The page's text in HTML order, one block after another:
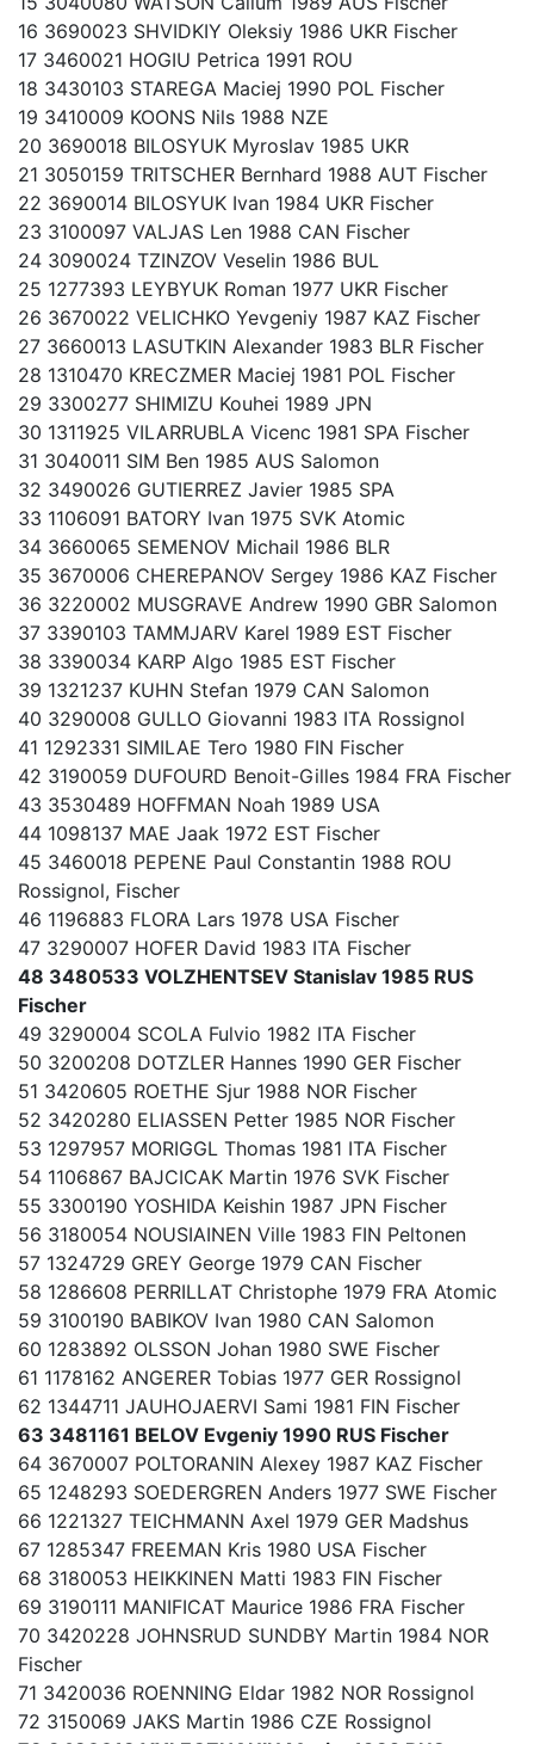
16 3690023 SHVIDKIY Oleksiy 1986 UKR Fischer
17 3460021 HOGIU Petrica 1991 ROU
18 3430103 STAREGA Maciej 1990 POL Fischer
19 3410009 KOONS Nils 1988 NZE
20 3690018 BILOSYUK Myroslav 1985 UKR
21 3050159 TRITSCHER Bernhard 1988 AUT Fischer
22 3690014 BILOSYUK Ivan 1984 UKR Fischer
23 3100097 VALJAS Len 1988 CAN Fischer
24 3090024 TZINZOV Veselin 1986 BUL
25 1277393 LEYBYUK Roman 1977 UKR Fischer
26 3670022 VELICHKO Yevgeniy 1987 KAZ Fischer
27 3660013 LASUTKIN Alexander 1983 BLR Fischer
28 1310470 KRECZMER Maciej 1981 POL Fischer
29 3300277 SHIMIZU Kouhei 1989 JPN
30 1311925 VILARRUBLA Vicenc 1981 SPA Fischer
31 3040011 SIM Ben 1985 AUS Salomon
32 3490026 GUTIERREZ Javier 1985 SPA
33 1106091 BATORY Ivan 1975 SVK Atomic
34 3660065 SEMENOV Michail 1986 BLR
35 3670006 CHEREPANOV Sergey 1986 KAZ Fischer
36 3220002 MUSGRAVE Andrew 1990 GBR Salomon
37 3390103 TAMMJARV Karel 1989 EST Fischer
38 3390034 KARP Algo 1985 EST Fischer
39 1321237 KUHN Stefan 1979 CAN Salomon
40 3290008 GULLO Giovanni 1983 ITA Rossignol
41 1292331 SIMILAE Tero 1980 FIN Fischer
42 3190059 DUFOURD Benoit-Gilles 1984 FRA Fischer
43 3530489 HOFFMAN Noah 1989 USA
44 1098137 MAE Jaak 1972 EST Fischer
45 3460018 PEPENE Paul Constantin 1988 ROU
Rossignol, Fischer
46 1196883 FLORA Lars 1978 USA Fischer
47 3290007 HOFER David 1983 ITA Fischer
48 3480533 VOLZHENTSEV Stanislav 1985 RUS
Fischer
49 3290004 SCOLA Fulvio 1982 ITA Fischer
50 3200208 DOTZLER Hannes 1990 GER Fischer
51 3420605 ROETHE Sjur 1988 NOR Fischer
52 3420280 ELIASSEN Petter 1985 NOR Fischer
53 1297957 MORIGGL Thomas 1981 ITA Fischer
54 1106867 BAJCICAK Martin 1976 SVK Fischer
55 3300190 YOSHIDA Keishin 1987 JPN Fischer
56 3180054 NOUSIAINEN Ville 1983 FIN Peltonen
57 1324729 GREY George 1979 CAN Fischer
58 1286608 PERRILLAT Christophe 1979 FRA Atomic
59 3100190 BABIKOV Ivan 1980 CAN Salomon
60 1283892 OLSSON Johan 1980 SWE Fischer
61 1178162 ANGERER Tobias 1977 GER Rossignol
62 1344711 JAUHOJAERVI Sami 1981 FIN Fischer
63 3481161 BELOV Evgeniy 1990 RUS Fischer
64 3670007 POLTORANIN Alexey 1987 KAZ Fischer
65 1248293 SOEDERGREN Anders 1977 SWE Fischer
66 1221327 TEICHMANN Axel 1979 GER Madshus
67 1285347 FREEMAN Kris 1980 USA Fischer
68 3180053 HEIKKINEN Matti 1983 FIN Fischer
69 3190111 MANIFICAT Maurice 1986 FRA Fischer
70 3420228 JOHNSRUD SUNDBY Martin 1984 NOR
Fischer
71 3420036 ROENNING Eldar 1982 NOR Rossignol
72 3150069 JAKS Martin 1986 CZE Rossignol